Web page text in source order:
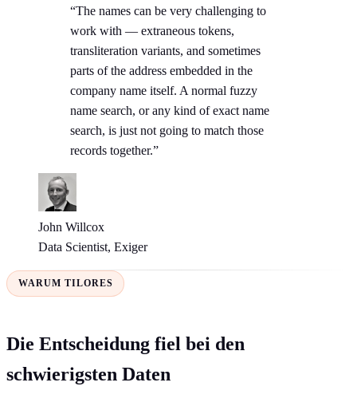
“The names can be very challenging to
work with — extraneous tokens,
transliteration variants, and sometimes
parts of the address embedded in the
company name itself. A normal fuzzy
name search, or any kind of exact name
search, is just not going to match those
records together.”
John Willcox
Data Scientist, Exiger
WARUM TILORES
Die Entscheidung fiel bei den
schwierigsten Daten